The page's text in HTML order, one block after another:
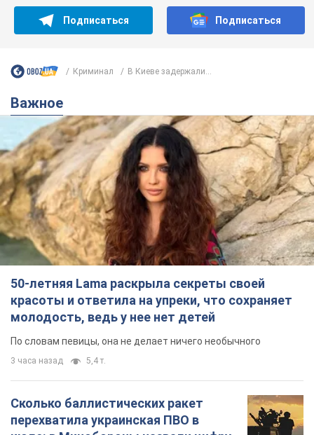
50-летняя Lama раскрыла секреты своей
красоты и ответила на упреки, что сохраняет
молодость, ведь у нее нет детей
По словам певицы, она не делает ничего необычного
3 часа назад 5,4 т.
Сколько баллистических ракет
перехватила украинская ПВО в
июле: в Минобороны назвали цифру
Украинская ПВО работала в условиях
Аурика Ротару через суд изменила
свою пенсию, на которую ранее
жаловалась: сколько получала